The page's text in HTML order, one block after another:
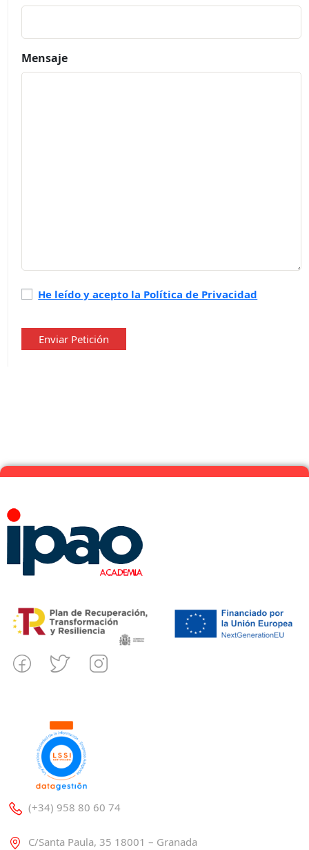
Mensaje
Política
privacidad*
He leído y acepto la Política de Privacidad
Enviar Petición
(+34) 958 80 60 74
C/Santa Paula, 35 18001 – Granada